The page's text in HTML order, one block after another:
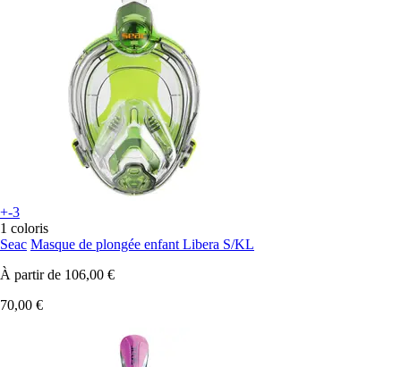
+-3
1 coloris
Seac Masque de plongée enfant Libera S/KL
À partir de 106,00 €
70,00 €